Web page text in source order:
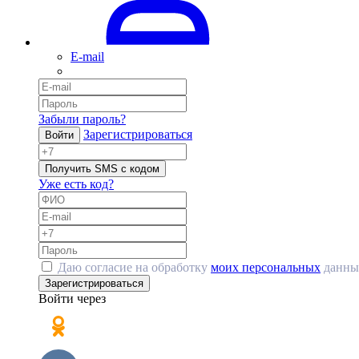
E-mail
Забыли пароль?
Войти Зарегистрироваться
Получить SMS с кодом
Уже есть код?
Даю согласие на обработку моих персональных
Зарегистрироваться
Войти через